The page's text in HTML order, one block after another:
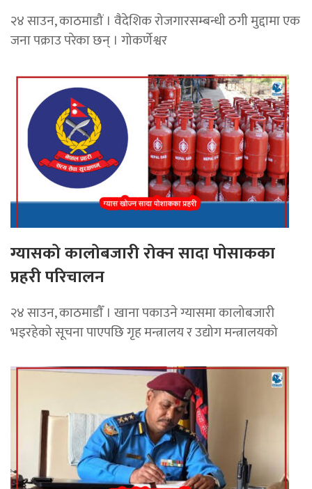
२४ साउन, काठमाडौं । वैदेशिक रोजगारसम्बन्धी ठगी मुद्दामा एक
जना पक्राउ परेका छन् । गोकर्णेश्वर
ग्यासको कालोबजारी रोक्न सादा पोसाकका
प्रहरी परिचालन
२४ साउन, काठमाडाैँ । खाना पकाउने ग्यासमा कालोबजारी
भइरहेको सूचना पाएपछि गृह मन्त्रालय र उद्योग मन्त्रालयको